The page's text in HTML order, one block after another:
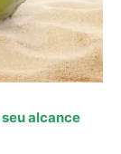
alcance